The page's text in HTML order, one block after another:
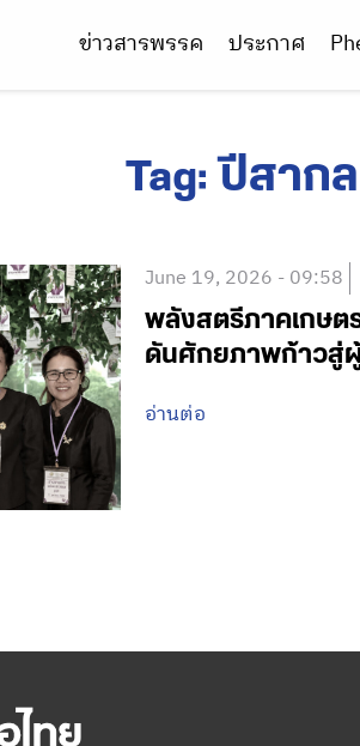
ข่าวสารพรรค ประกาศ
Tag: ปีสาก
June 19, 2026 - 09:58
พลังสตรีภาคเกษต
ดันศักยภาพก้าวสู่ผู้
อ่านต่อ